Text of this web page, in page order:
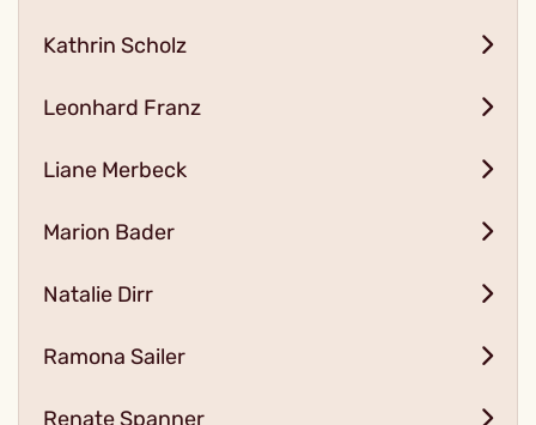
Kathrin Scholz
Leonhard Franz
Liane Merbeck
Marion Bader
Natalie Dirr
Ramona Sailer
Renate Spanner